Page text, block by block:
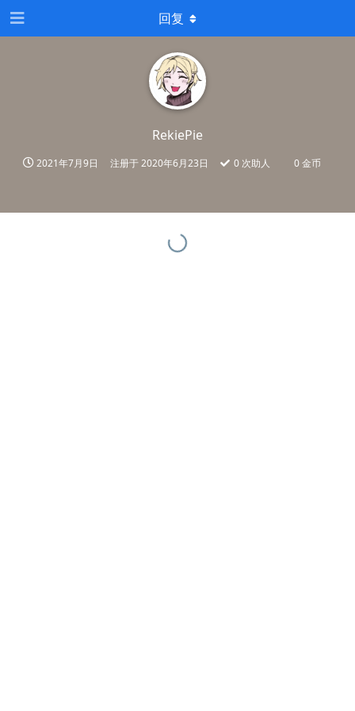
RekiePie
2021年7月9日 注册于2020年6月23日 0次助人 0 金币
回复